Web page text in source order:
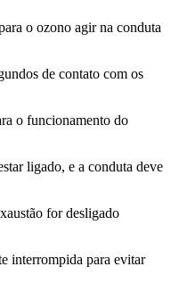
o ozono agir na conduta
de contato com os
o funcionamento do
ligado, e a conduta deve
for desligado
interrompida para evitar